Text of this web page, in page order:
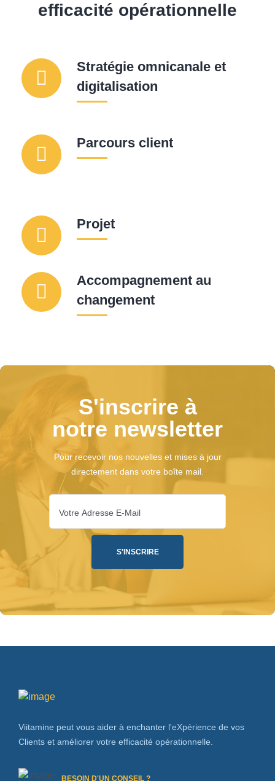
efficacité opérationnelle
Stratégie omnicanale et
digitalisation
Parcours client
Projet
Accompagnement au
changement
S'inscrire à
notre newsletter
Pour recevoir nos nouvelles et mises à jour
directement dans votre boîte mail.
Viitamine peut vous aider à enchanter l'eXpérience de vos
Clients et améliorer votre efficacité opérationnelle.
BESOIN D'UN CONSEIL ?